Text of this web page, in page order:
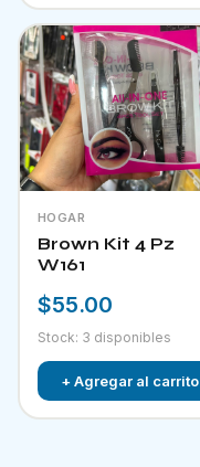
HOGAR
Brown Kit 4 Pz
W161
$55.00
Stock: 3 disponibles
+ Agregar al carrito